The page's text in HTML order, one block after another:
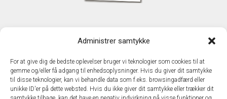
Administrer samtykke
For at give dig de bedste oplevelser bruger vi teknologier som cookies til at
gemme og/eller få adgang til enhedsoplysninger. Hvis du giver dit samtykke
til disse teknologier, kan vi behandle data som f.eks. browsingadfærd eller
unikke ID'er på dette websted. Hvis du ikke giver dit samtykke eller trækker dit
TechMedia A/S
DK - 2600 Glostrup
www.techmedia.dk
Telefon: +45 43 24 26 28